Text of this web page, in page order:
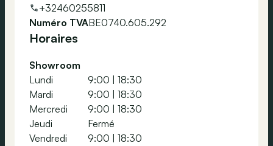
+32460255811
Numéro TVABE0740.605.292
Horaires
Showroom
Lundi
9:00
18:30
Mardi
9:00
18:30
Mercredi
9:00
18:30
Jeudi
Fermé
Vendredi
9:00
18:30